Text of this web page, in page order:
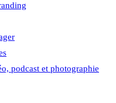
podcast et photographie